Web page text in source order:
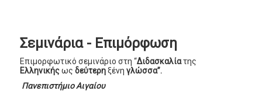
Σεμινάρια - Επιμόρφωση
Επιμορφωτικό σεμινάριο στη “Διδασκαλίατης
Ελληνικήςωςδεύτερηξένηγλώσσα”.
ΠανεπιστήμιοΑιγαίου